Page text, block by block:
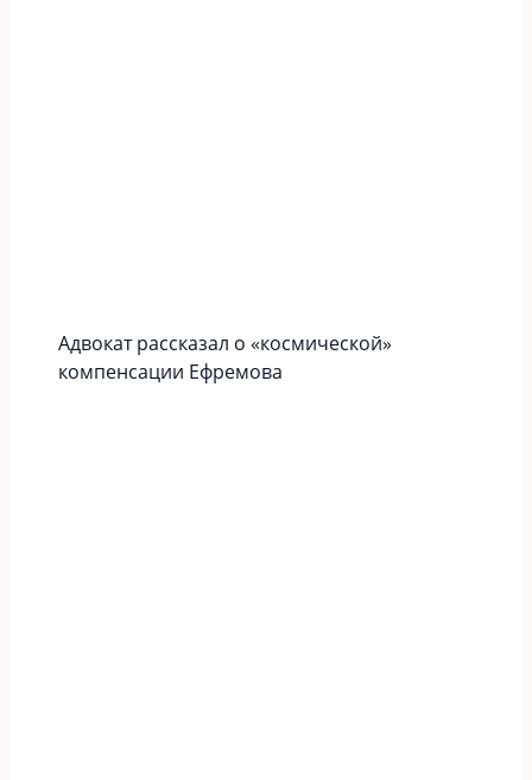
Адвокат рассказал о «космической»
компенсации Ефремова